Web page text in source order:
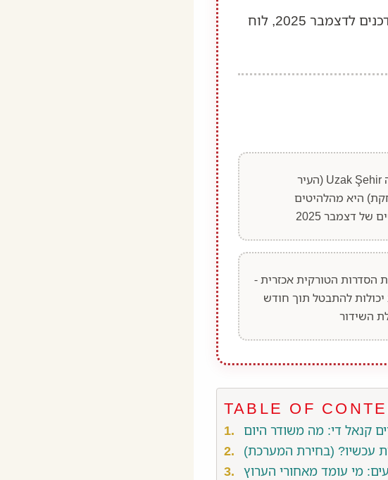
מדריך מקיף לערוץ קנאל די הטורקי, כולל תדרי שידור מעודכנים לדצמבר 2025, לוח
הסדרה Uzak Şehir (העיר
היא מהלהיטים
של דצמבר 2025
הסדרות הטורקית אכזרית -
יכולות להתבטל תוך חודש
השידור
TABLE OF
עכשיו? (בחירת המערכת)